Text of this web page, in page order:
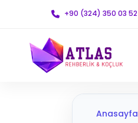
+90 (324) 350 03 52
Anasayfa